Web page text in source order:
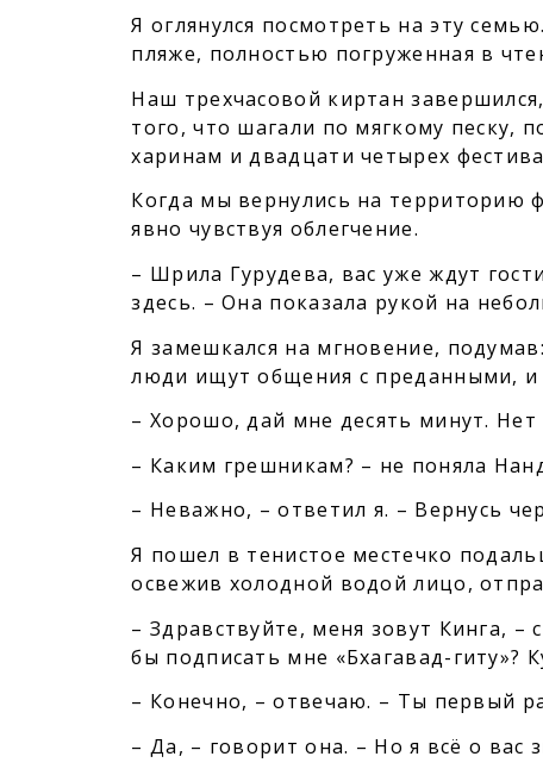
Я оглянулся посмотреть на эту
пляже, полностью погруженная в
Наш трехчасовой киртан
того, что шагали по мягкому песку,
харинам и двадцати четырех
Когда мы вернулись на территорию
явно чувствуя облегчение.
– Шрила Гурудева, вас уже ждут
здесь. – Она показала рукой на
Я замешкался на мгновение,
люди ищут общения с преданными, и
– Хорошо, дай мне десять минут.
– Каким грешникам? – не поняла
– Неважно, – ответил я. – Вернусь
Я пошел в тенистое местечко
освежив холодной водой лицо,
– Здравствуйте, меня зовут Кинга,
бы подписать мне «Бхагавад-гиту»?
– Конечно, – отвечаю. – Ты первый
– Да, – говорит она. – Но я всё о вас